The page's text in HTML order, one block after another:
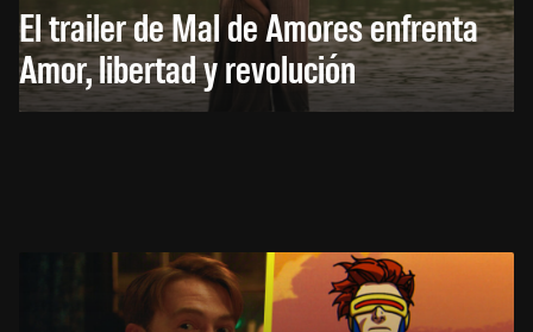
El trailer de Mal de Amores enfrenta
Amor, libertad y revolución